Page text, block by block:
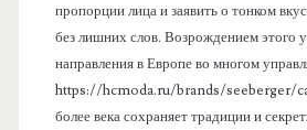
пропорции лица и заявить о тонком
без лишних слов. Возрождением этого
направления в Европе во многом
https://hcmoda.ru/brands/seeberger/
более века сохраняет традиции и